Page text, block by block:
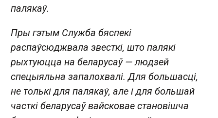
палякаў.
Пры гэтым Служба бяспекі
распаўсюджвала звесткі, што палякі
рыхтуюцца на беларусаў — людзей
спецыяльна запалохвалі. Для большасці,
не толькі для палякаў, але і для большай
часткі беларусаў вайсковае становішча